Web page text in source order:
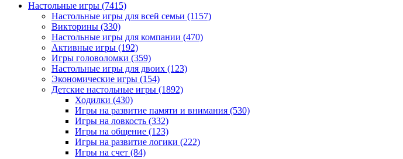
Настольные игры (7415)
Настольные игры для всей семьи (1157)
Викторины (330)
Настольные игры для компании (470)
Активные игры (192)
Игры головоломки (359)
Настольные игры для двоих (123)
Экономические игры (154)
Детские настольные игры (1892)
Ходилки (430)
Игры на развитие памяти и внимания (530)
Игры на ловкость (332)
Игры на общение (123)
Игры на развитие логики (222)
Игры на счет (84)